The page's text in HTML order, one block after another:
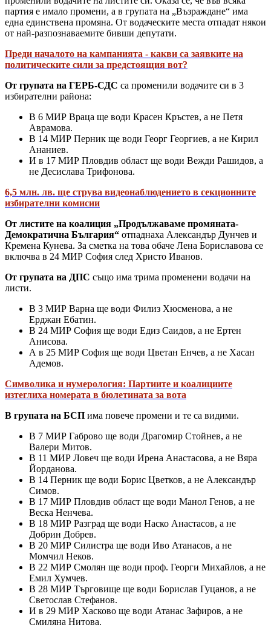
партия е имало промени, а в групата на „Възраждане“ има
една единствена промяна. От водаческите места отпадат някои
от най-разпознаваемите бивши депутати.
Преди началото на кампанията - какви са заявките на
политическите сили за предстоящия вот?
От групата на ГЕРБ-СДС са променили водачите си в 3
избирателни района:
В 6 МИР Враца ще води Красен Кръстев, а не Петя
Аврамова.
В 14 МИР Перник ще води Георг Георгиев, а не Кирил
Ананиев.
И в 17 МИР Пловдив област ще води Вежди Рашидов, а
не Десислава Трифонова.
6,5 млн. лв. ще струва видеонаблюдението в секционните
избирателни комисии
От листите на коалиция „Продължаваме промяната-
Демократична България“ отпаднаха Александър Дунчев и
Кремена Кунева. За сметка на това обаче Лена Бориславова се
включва в 24 МИР София след Христо Иванов.
От групата на ДПС също има трима променени водачи на
листи.
В 3 МИР Варна ще води Филиз Хюсменова, а не
Ерджан Ебатин.
В 24 МИР София ще води Едиз Саидов, а не Ертен
Анисова.
А в 25 МИР София ще води Цветан Енчев, а не Хасан
Адемов.
Символика и нумерология: Партиите и коалициите
изтеглиха номерата в бюлетината за вота
В групата на БСП има повече промени и те са видими.
В 7 МИР Габрово ще води Драгомир Стойнев, а не
Валери Митов.
В 11 МИР Ловеч ще води Ирена Анастасова, а не Вяра
Йорданова.
В 14 Перник ще води Борис Цветков, а не Александър
Симов.
В 17 МИР Пловдив област ще води Манол Генов, а не
Веска Ненчева.
В 18 МИР Разград ще води Наско Анастасов, а не
Добрин Добрев.
В 20 МИР Силистра ще води Иво Атанасов, а не
Момчил Неков.
В 22 МИР Смолян ще води проф. Георги Михайлов, а не
Емил Хумчев.
В 28 МИР Търговище ще води Борислав Гуцанов, а не
Светослав Стефанов.
И в 29 МИР Хасково ще води Атанас Зафиров, а не
Смиляна Нитова.